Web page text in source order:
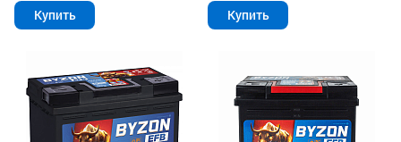
Купить Купить